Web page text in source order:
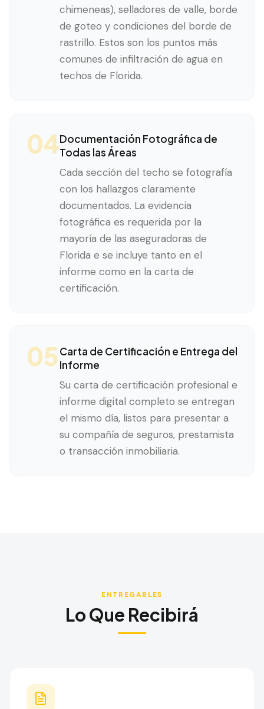
chimeneas), selladores de valle, borde
de goteo y condiciones del borde de
rastrillo. Estos son los puntos más
comunes de infiltración de agua en
techos de Florida.
04Documentación Fotográfica de
Todas las Áreas
Cada sección del techo se fotografía
con los hallazgos claramente
documentados. La evidencia
fotográfica es requerida por la
mayoría de las aseguradoras de
Florida e se incluye tanto en el
informe como en la carta de
certificación.
05Carta de Certificación e Entrega del
Informe
Su carta de certificación profesional e
informe digital completo se entregan
el mismo día, listos para presentar a
su compañía de seguros, prestamista
o transacción inmobiliaria.
ENTREGABLES
Lo Que Recibirá